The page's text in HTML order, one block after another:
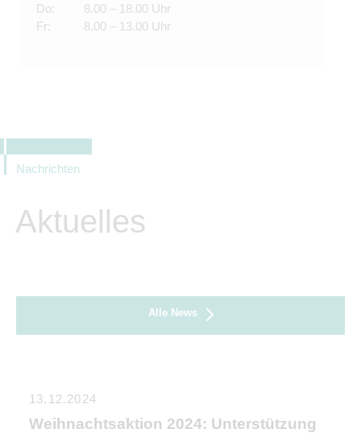
Do:
Fr:
8.00 – 18.00 Uhr
8.00 – 13.00 Uhr
Nachrichten
Aktuelles
Alle News
13.12.2024
Weihnachtsaktion 2024: Unterstützung